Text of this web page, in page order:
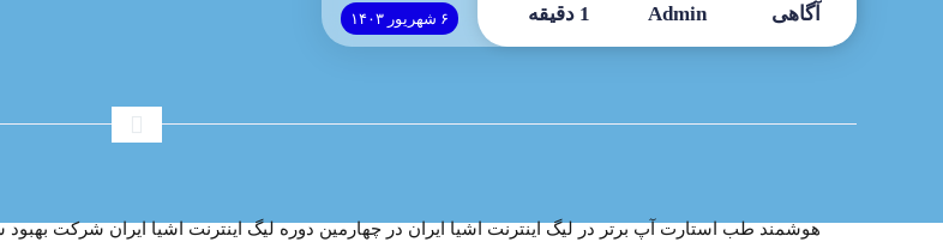
آگاهی Admin 1 دقیقه ۶ شهریور ۱۴۰۳
هوشمند طب استارت آپ برتر در لیگ اینترنت اشیا ایران در چهارمین دوره لیگ اینترنت اشیا ایران شرکت